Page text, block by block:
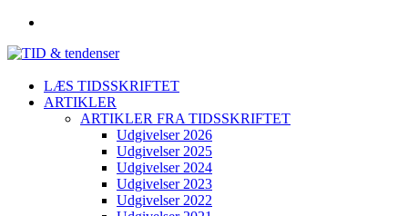
LÆS TIDSSKRIFTET
ARTIKLER
ARTIKLER FRA TIDSSKRIFTET
Udgivelser 2026
Udgivelser 2025
Udgivelser 2024
Udgivelser 2023
Udgivelser 2022